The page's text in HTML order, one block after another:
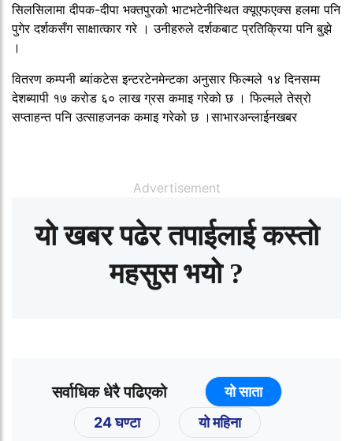
सिलसिलामा दीपक-दीपा भक्तपुरको भाटभटेनीस्थित क्यूएफएक्स हलमा पनि
पुगेर दर्शकसँग साक्षात्कार गरे । उनीहरुले दर्शकबाट प्रतिक्रिया पनि बुझे
।
वितरण कम्पनी ब्यांकटेस इन्टरटेनमेन्टका अनुसार फिल्मले १४ दिनसम्म
देशब्यापी १७ करोड ६० लाख ग्रस कमाइ गरेको छ । फिल्मले तेस्रो
सप्ताहन्त पनि उत्साहजनक कमाइ गरेको छ ।साभारअन्लाईनखबर
Advertisement
यो खबर पढेर तपाईलाई कस्तो
महसुस भयो ?
सर्वाधिक धेरै पढिएको
यो साता
24 घण्टा
यो महिना